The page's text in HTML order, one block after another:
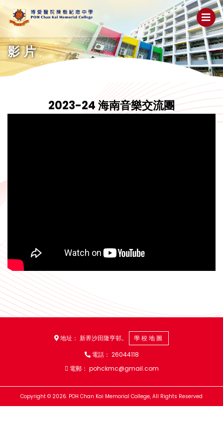
影片
2023-24 海南音樂交流團
地址： 新界沙田隆亨邨。
學校地圖
電話： 26044118
電郵： pohckmc@gmail.com
Copyright © 2026. POH Chan Kai Memorial College, All Rights Reserved